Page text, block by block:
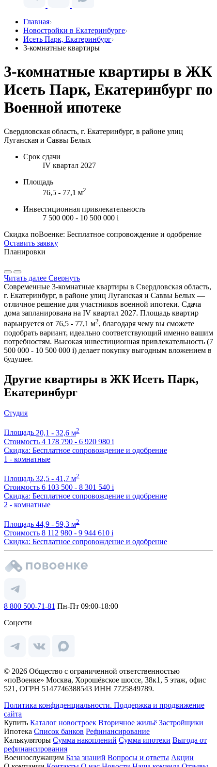
Главная
Новостройки в Екатеринбурге
Исеть Парк, Екатеринбург
3-комнатные квартиры
3-комнатные квартиры в ЖК
Исеть Парк, Екатеринбург по
Военной ипотеке
Свердловская область, г. Екатеринбург, в районе улиц
Луганская и Саввы Белых
Срок сдачи
IV квартал 2027
Площадь
76,5 - 77,1 м2
Инвестиционная привлекательность
7 500 000 - 10 500 000 i
Скидка поВоенке: Бесплатное сопровождение и одобрение
Оставить заявку
Планировки
Читать далее Свернуть
Современные 3-комнатные квартиры в Свердловская область,
г. Екатеринбург, в районе улиц Луганская и Саввы Белых —
отличное решение для участников военной ипотеки. Сдача
дома запланирована на IV квартал 2027. Площадь квартир
варьируется от 76,5 - 77,1 м2, благодаря чему вы сможете
подобрать вариант, идеально соответствующий именно вашим
потребностям. Высокая инвестиционная привлекательность (7
500 000 - 10 500 000 i) делает покупку выгодным вложением в
будущее.
Другие квартиры в ЖК Исеть Парк,
Екатеринбург
Студия
Площадь 20,1 - 32,6 м2
Стоимость 4 178 790 - 6 920 980 i
Скидка: Бесплатное сопровождение и одобрение
1 - комнатные
Площадь 32,5 - 41,7 м2
Стоимость 6 103 500 - 8 301 540 i
Скидка: Бесплатное сопровождение и одобрение
2 - комнатные
Площадь 44,9 - 59,3 м2
Стоимость 8 112 980 - 9 944 610 i
Скидка: Бесплатное сопровождение и одобрение
8 800 500-71-81 Пн-Пт 09:00-18:00
Соцсети
© 2026 Общество с ограниченной ответственностью
«поВоенке» Москва, Хорошёвское шоссе, 38к1, 5 этаж, офис
521, ОГРН 5147746388543 ИНН 7725849789.
Политика конфиденциальности. Поддержка и продвижение
сайта
Купить Каталог новостроек Вторичное жильё Застройщики
Ипотека Список банков Рефинансирование
Калькуляторы Сумма накоплений Сумма ипотеки Выгода от
рефинансирования
Военнослужащим База знаний Вопросы и ответы Акции